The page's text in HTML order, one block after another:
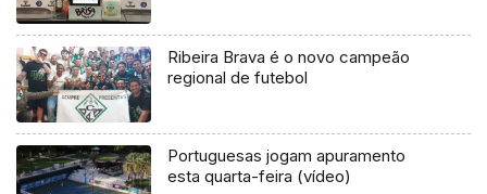
Ribeira Brava é o novo campeão
regional de futebol
Portuguesas jogam apuramento
esta quarta-feira (vídeo)